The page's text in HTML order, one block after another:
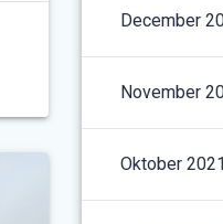
December
November
Oktober 2021